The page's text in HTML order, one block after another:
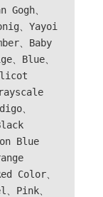
、
、Yayoi
、Baby
、Blue、
、
Blue
Color、
Pink、